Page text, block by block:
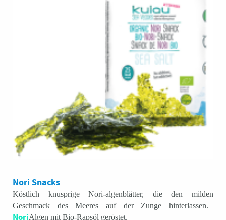
Nori Snacks
Köstlich knusprige Nori-algenblätter, die den milden
Geschmack des Meeres auf der Zunge hinterlassen.
NoriAlgen mit Bio-Rapsöl geröstet.